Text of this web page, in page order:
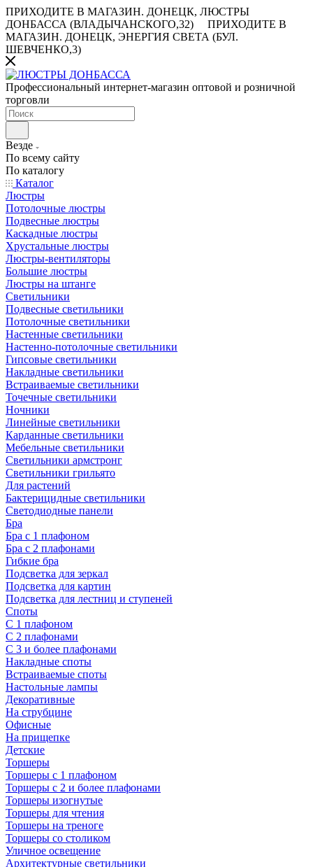
ПРИХОДИТЕ В МАГАЗИН. ДОНЕЦК, ЛЮСТРЫ
ДОНБАССА (ВЛАДЫЧАНСКОГО,32)
ПРИХОДИТЕ В
МАГАЗИН. ДОНЕЦК, ЭНЕРГИЯ СВЕТА (БУЛ.
ШЕВЧЕНКО,3)
Профессиональный интернет-магазин оптовой и розничной
торговли
Везде
По всему сайту
По каталогу
Каталог
Люстры
Потолочные люстры
Подвесные люстры
Каскадные люстры
Хрустальные люстры
Люстры-вентиляторы
Большие люстры
Люстры на штанге
Светильники
Подвесные светильники
Потолочные светильники
Настенные светильники
Настенно-потолочные светильники
Гипсовые светильники
Накладные светильники
Встраиваемые светильники
Точечные светильники
Ночники
Линейные светильники
Карданные светильники
Мебельные светильники
Светильники армстронг
Светильники грильято
Для растений
Бактерицидные светильники
Светодиодные панели
Бра
Бра с 1 плафоном
Бра с 2 плафонами
Гибкие бра
Подсветка для зеркал
Подсветка для картин
Подсветка для лестниц и ступеней
Споты
С 1 плафоном
С 2 плафонами
С 3 и более плафонами
Накладные споты
Встраиваемые споты
Настольные лампы
Декоративные
На струбцине
Офисные
На прищепке
Детские
Торшеры
Торшеры с 1 плафоном
Торшеры с 2 и более плафонами
Торшеры изогнутые
Торшеры для чтения
Торшеры на треноге
Торшеры со столиком
Уличное освещение
Архитектурные светильники